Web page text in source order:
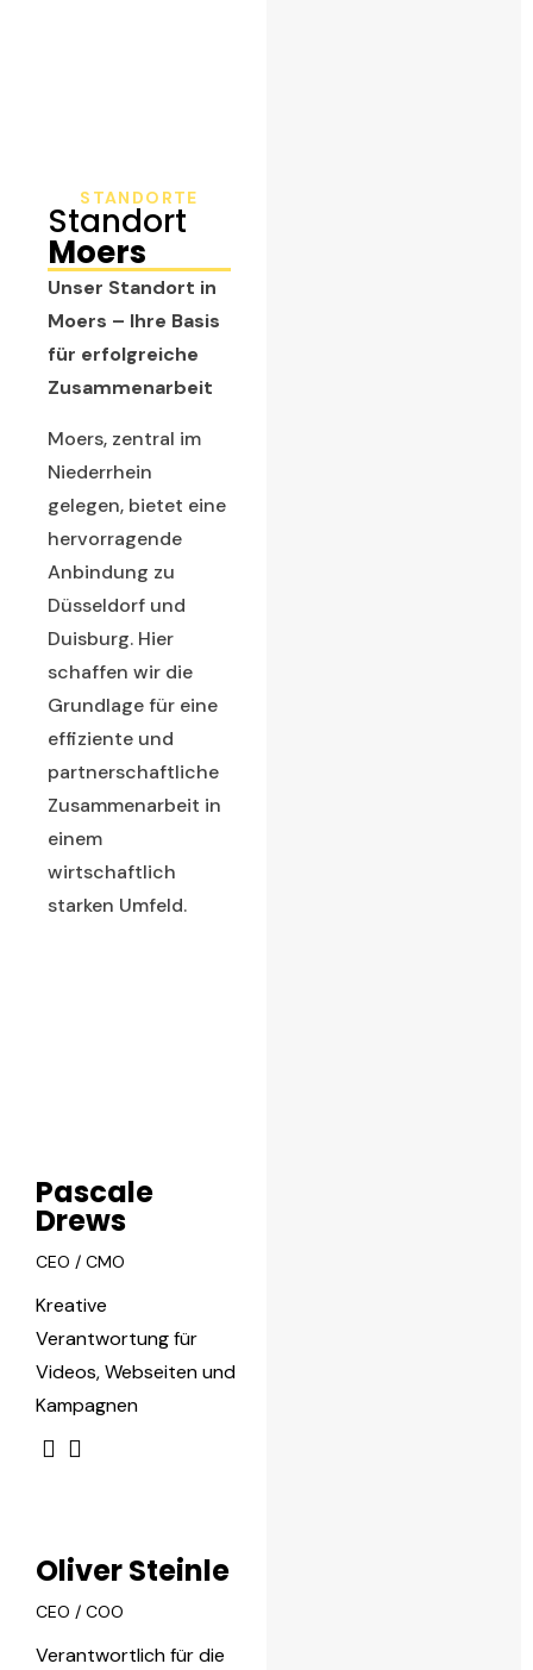
STANDORTE
Standort
Moers
Unser Standort in
Moers – Ihre Basis
für erfolgreiche
Zusammenarbeit
Moers, zentral im
Niederrhein
gelegen, bietet eine
hervorragende
Anbindung zu
Düsseldorf und
Duisburg. Hier
schaffen wir die
Grundlage für eine
effiziente und
partnerschaftliche
Zusammenarbeit in
einem
wirtschaftlich
starken Umfeld.
Pascale
Drews
CEO / CMO
Kreative
Verantwortung für
Videos, Webseiten und
Kampagnen
Oliver Steinle
CEO / COO
Verantwortlich für die